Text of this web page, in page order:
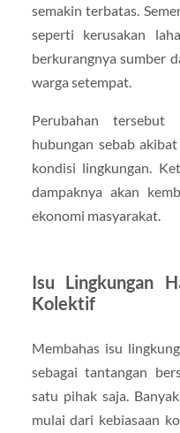
semakin terbatas.
seperti kerusakan
berkurangnya sumber
warga setempat.
Perubahan
hubungan sebab
kondisi lingkungan.
dampaknya akan
ekonomi masyarakat.
Isu Lingkungan
Kolektif
Membahas isu
sebagai tantangan
satu pihak saja.
mulai dari kebiasaan